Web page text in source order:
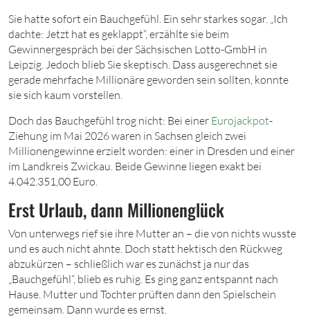
Sie hatte sofort ein Bauchgefühl. Ein sehr starkes sogar. „Ich
dachte: Jetzt hat es geklappt“, erzählte sie beim
Gewinnergespräch bei der Sächsischen Lotto-GmbH in
Leipzig. Jedoch blieb Sie skeptisch. Dass ausgerechnet sie
gerade mehrfache Millionäre geworden sein sollten, konnte
sie sich kaum vorstellen.
Doch das Bauchgefühl trog nicht: Bei einer Eurojackpot-
Ziehung im Mai 2026 waren in Sachsen gleich zwei
Millionengewinne erzielt worden: einer in Dresden und einer
im Landkreis Zwickau. Beide Gewinne liegen exakt bei
4.042.351,00 Euro.
Erst Urlaub, dann Millionenglück
Von unterwegs rief sie ihre Mutter an – die von nichts wusste
und es auch nicht ahnte. Doch statt hektisch den Rückweg
abzukürzen – schließlich war es zunächst ja nur das
„Bauchgefühl“, blieb es ruhig. Es ging ganz entspannt nach
Hause. Mutter und Tochter prüften dann den Spielschein
gemeinsam. Dann wurde es ernst.